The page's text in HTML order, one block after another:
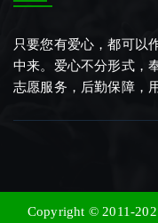
只要您有爱心，都可以
中来。爱心不分形式，
志愿服务，后勤保障，
Copyright © 2011-